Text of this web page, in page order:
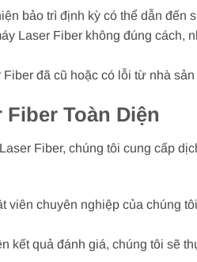
bảo trì định kỳ có thể dẫn đến
Laser Fiber không đúng cách,
đã cũ hoặc có lỗi từ nhà
Toàn Diện
Fiber, chúng tôi cung cấp
viên chuyên nghiệp của chúng
kết quả đánh giá, chúng tôi sẽ